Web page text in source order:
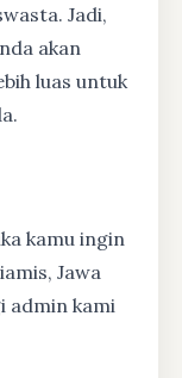
Jadi,
akan
luas untuk
kamu ingin
Jawa
admin kami